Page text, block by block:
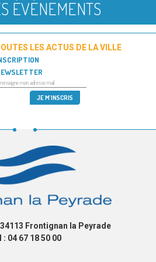
ÉVÉNEMENTS
LES ACTUS DE LA VILLE
Frontignan la Peyrade
: 04 67 18 50 00